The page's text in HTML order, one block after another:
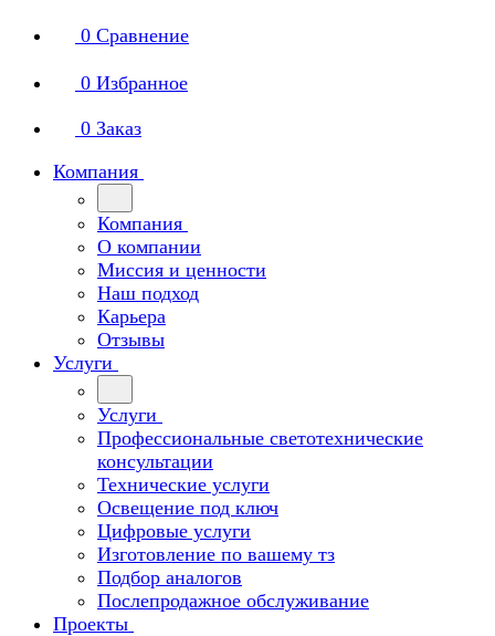
0 Сравнение
0 Избранное
0 Заказ
Компания
Компания
О компании
Миссия и ценности
Наш подход
Карьера
Отзывы
Услуги
Услуги
Профессиональные светотехнические
консультации
Технические услуги
Освещение под ключ
Цифровые услуги
Изготовление по вашему тз
Подбор аналогов
Послепродажное обслуживание
Проекты